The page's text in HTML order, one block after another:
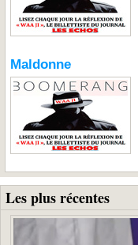
Maldonne
Les plus récentes